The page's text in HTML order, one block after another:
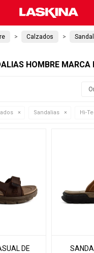
Calzados
HOMBRE MARCA
Sandalias Hi-
DE